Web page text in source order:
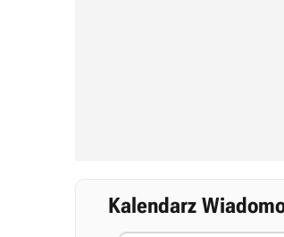
Kalendarz